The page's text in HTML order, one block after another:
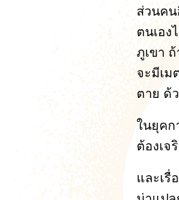
ส่วนคน
ตนเอง
ภูเขา
จะมีเม
ตาย ด้
ในยุคก
ต้องเจ
และเรื่